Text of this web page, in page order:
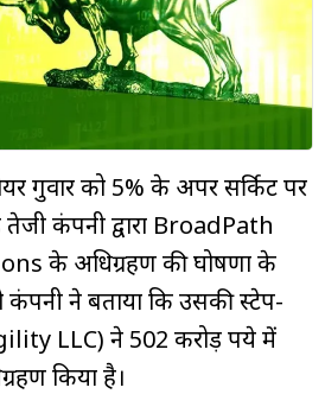
को 5% के अपर सर्किट पर
कंपनी द्वारा BroadPath
के अधिग्रहण की घोषणा के
ने बताया कि उसकी स्टेप-
LLC) ने 502 करोड़ रुपये में
किया है।